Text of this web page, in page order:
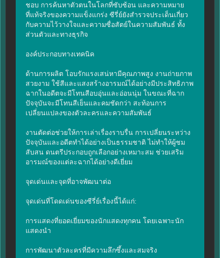
ชอบ การค้นหาตัวตนในโลกที่ซับซ้อน และความหมาย
ที่แท้จริงของความแข็งแกร่ง ซีรี่ย์ยังสำรวจประเด็นเกี่ยว
กับความไว้วางใจและความซื่อสัตย์ในความสัมพันธ์ ทั้ง
ส่วนตัวและทางธุรกิจ
องค์ประกอบทางเทคนิค
ด้านการผลิต โอบรักแรงเสน่หามีคุณภาพสูง งานถ่ายภาพ
สวยงาม ใช้สีและแสงสร้างอารมณ์ได้อย่างมีประสิทธิภาพ
ฉากในอดีตจะมีโทนสีอบอุ่นและอ่อนนุ่ม ในขณะที่ฉาก
ปัจจุบันจะมีโทนสีเย็นและคมชัดกว่า สะท้อนการ
เปลี่ยนแปลงของตัวละครและความสัมพันธ์
งานตัดต่อช่วยให้การเล่าเรื่องราบรื่น การเปลี่ยนระหว่าง
ปัจจุบันและอดีตทำได้อย่างเป็นธรรมชาติ ไม่ทำให้ผู้ชม
สับสน ดนตรีประกอบถูกเลือกอย่างเหมาะสม ช่วยเสริม
อารมณ์ของแต่ละฉากได้อย่างดีเยี่ยม
จุดเด่นและจุดที่อาจพัฒนาต่อ
จุดเด่นที่โดดเด่นของซีรี่ย์เรื่องนี้ได้แก่:
การแสดงที่ยอดเยี่ยมของนักแสดงทุกคน โดยเฉพาะนัก
แสดงนำ
การพัฒนาตัวละครที่มีความลึกซึ้งและสมจริง